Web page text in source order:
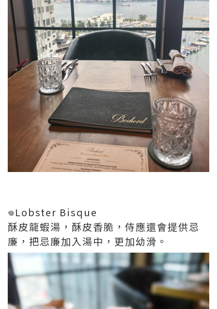
𖦹Lobster Bisque
酥皮龍蝦湯，酥皮香脆，侍應還會提供忌
廉，把忌廉加入湯中，更加幼滑。